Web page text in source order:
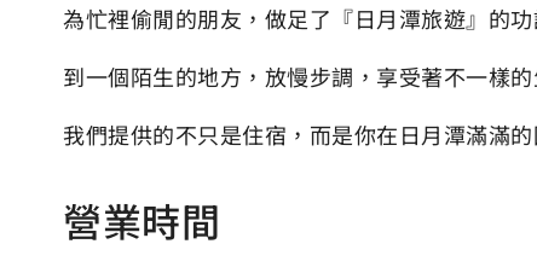
為忙裡偷閒的朋友，做足了『日月潭旅遊』的功
到一個陌生的地方，放慢步調，享受著不一樣
我們提供的不只是住宿，而是你在日月潭滿滿的
營業時間